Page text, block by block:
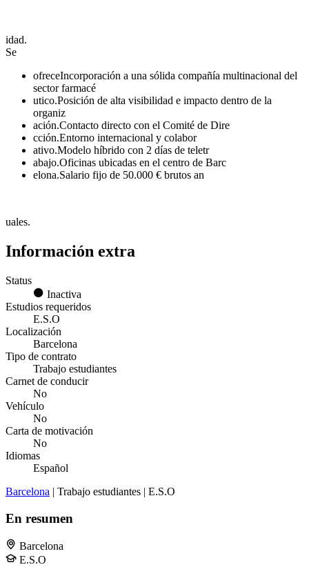
idad.
Se
ofreceIncorporación a una sólida compañía multinacional del
sector farmacé
utico.Posición de alta visibilidad e impacto dentro de la
organiz
ación.Contacto directo con el Comité de Dire
cción.Entorno internacional y colabor
ativo.Modelo híbrido con 2 días de teletr
abajo.Oficinas ubicadas en el centro de Barc
elona.Salario fijo de 50.000 € brutos an
uales.
Información extra
Status
Inactiva
Estudios requeridos
E.S.O
Localización
Barcelona
Tipo de contrato
Trabajo estudiantes
Carnet de conducir
No
Vehículo
No
Carta de motivación
No
Idiomas
Español
Barcelona | Trabajo estudiantes | E.S.O
En resumen
Barcelona
E.S.O